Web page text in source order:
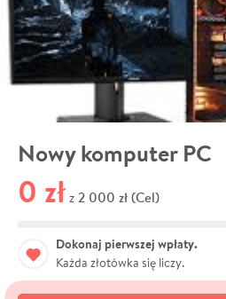
Nowy komputer PC
0 zł z 2 000 zł (Cel)
Dokonaj pierwszej wpłaty.
Każda złotówka się liczy.